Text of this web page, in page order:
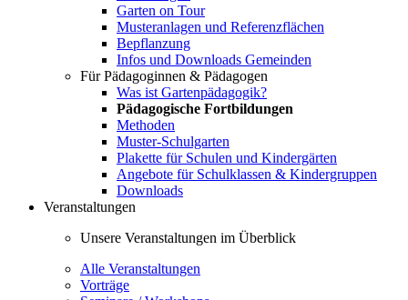
Garten on Tour
Musteranlagen und Referenzflächen
Bepflanzung
Infos und Downloads Gemeinden
Für Pädagoginnen & Pädagogen
Was ist Gartenpädagogik?
Pädagogische Fortbildungen
Methoden
Muster-Schulgarten
Plakette für Schulen und Kindergärten
Angebote für Schulklassen & Kindergruppen
Downloads
Veranstaltungen
Unsere Veranstaltungen im Überblick
Alle Veranstaltungen
Vorträge